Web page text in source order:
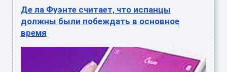
Де ла Фуэнте считает, что испанцы
должны были побеждать в основное
время